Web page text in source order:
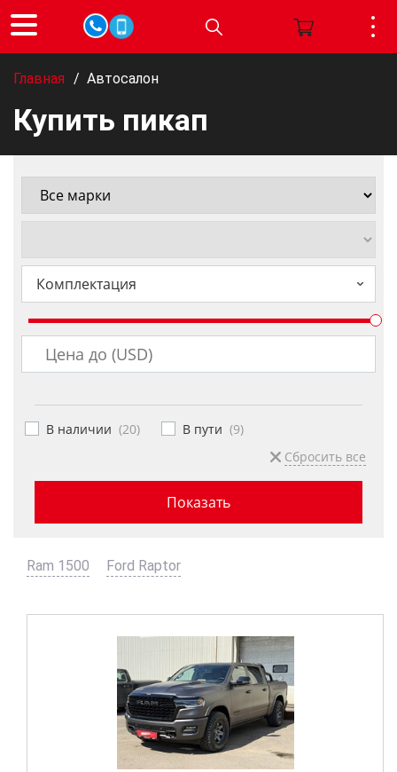
Главная / Автосалон
Купить пикап
Комплектация
В наличии (20) В пути (9)
Сбросить все
Ram 1500 Ford Raptor